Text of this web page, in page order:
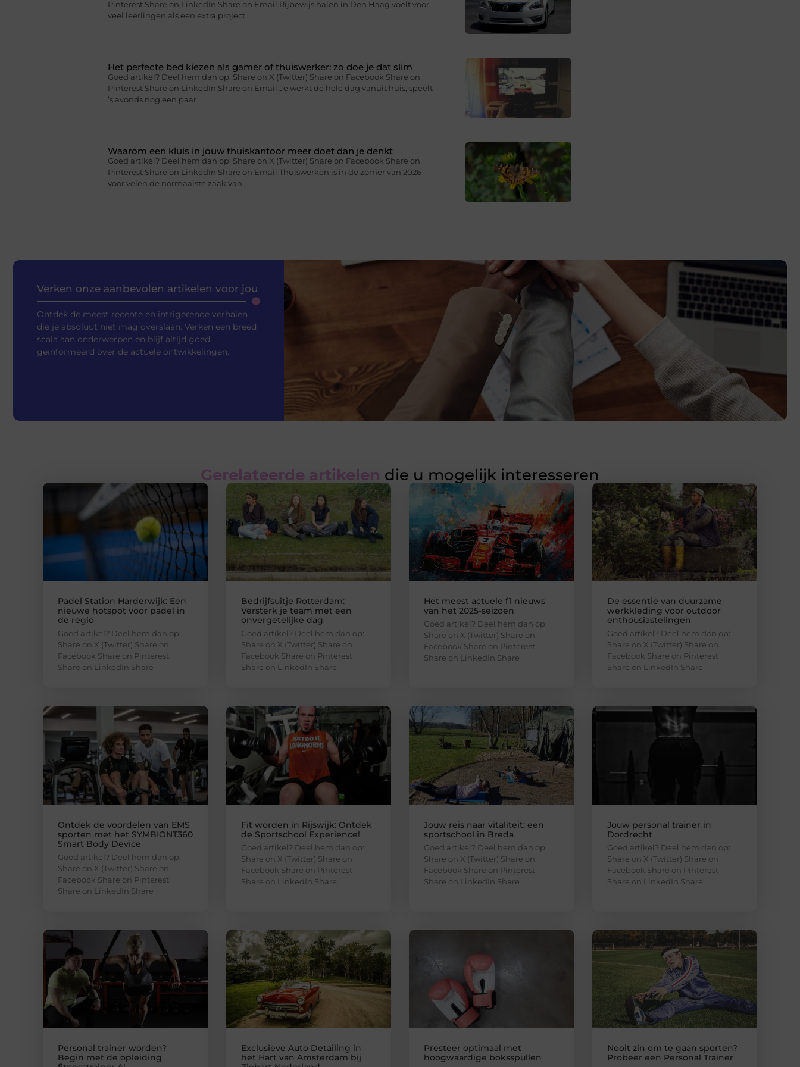
Pinterest Share on LinkedIn Share on Email Rijbewijs halen in Den Haag voelt voor
veel leerlingen als een extra project
Het perfecte bed kiezen als gamer of thuiswerker: zo doe je dat slim
Goed artikel? Deel hem dan op: Share on X (Twitter) Share on Facebook Share on
Pinterest Share on LinkedIn Share on Email Je werkt de hele dag vanuit huis, speelt
’s avonds nog een paar
Waarom een kluis in jouw thuiskantoor meer doet dan je denkt
Goed artikel? Deel hem dan op: Share on X (Twitter) Share on Facebook Share on
Pinterest Share on LinkedIn Share on Email Thuiswerken is in de zomer van 2026
voor velen de normaalste zaak van
Verken onze aanbevolen artikelen voor jou
Ontdek de meest recente en intrigerende verhalen
die je absoluut niet mag overslaan. Verken een breed
scala aan onderwerpen en blijf altijd goed
geïnformeerd over de actuele ontwikkelingen.
Gerelateerde artikelen die u mogelijk interesseren
Padel Station Harderwijk: Een
nieuwe hotspot voor padel in
de regio
Goed artikel? Deel hem dan op:
Share on X (Twitter) Share on
Facebook Share on Pinterest
Share on LinkedIn Share
Bedrijfsuitje Rotterdam:
Versterk je team met een
onvergetelijke dag
Goed artikel? Deel hem dan op:
Share on X (Twitter) Share on
Facebook Share on Pinterest
Share on LinkedIn Share
Het meest actuele f1 nieuws
van het 2025-seizoen
Goed artikel? Deel hem dan op:
Share on X (Twitter) Share on
Facebook Share on Pinterest
Share on LinkedIn Share
De essentie van duurzame
werkkleding voor outdoor
enthousiastelingen
Goed artikel? Deel hem dan op:
Share on X (Twitter) Share on
Facebook Share on Pinterest
Share on LinkedIn Share
Ontdek de voordelen van EMS
sporten met het SYMBIONT360
Smart Body Device
Goed artikel? Deel hem dan op:
Share on X (Twitter) Share on
Facebook Share on Pinterest
Share on LinkedIn Share
Fit worden in Rijswijk: Ontdek
de Sportschool Experience!
Goed artikel? Deel hem dan op:
Share on X (Twitter) Share on
Facebook Share on Pinterest
Share on LinkedIn Share
Jouw reis naar vitaliteit: een
sportschool in Breda
Goed artikel? Deel hem dan op:
Share on X (Twitter) Share on
Facebook Share on Pinterest
Share on LinkedIn Share
Jouw personal trainer in
Dordrecht
Goed artikel? Deel hem dan op:
Share on X (Twitter) Share on
Facebook Share on Pinterest
Share on LinkedIn Share
Personal trainer worden?
Begin met de opleiding
Exclusieve Auto Detailing in
het Hart van Amsterdam bij
Presteer optimaal met
hoogwaardige boksspullen
Nooit zin om te gaan sporten?
Probeer een Personal Trainer